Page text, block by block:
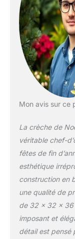
Mon avis sur ce
La crèche de
véritable chef-
fêtes de fin
esthétique
construction en
une qualité de
de 32 x 32 x 36
imposant et
détail est pensé